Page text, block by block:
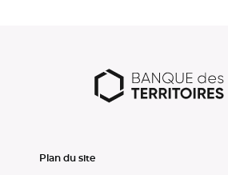
Plan du site